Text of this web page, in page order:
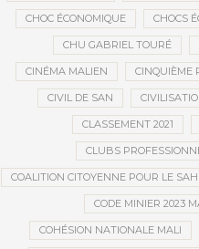
CHOC ÉCONOMIQUE CHOCS
CHU GABRIEL TOURÉ
CINÉMA MALIEN CINQUIÈME
CIVIL DE SAN
CLASSEMENT 2021
CLUBS
COALITION CITOYENNE POUR LE
CODE MINIER 2023
COHÉSION NATIONALE MALI